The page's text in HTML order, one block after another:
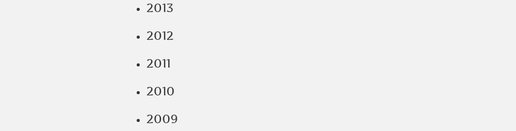
2013
2012
2011
2010
2009